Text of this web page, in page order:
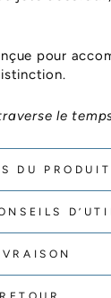
pour
le
DU PRODUIT